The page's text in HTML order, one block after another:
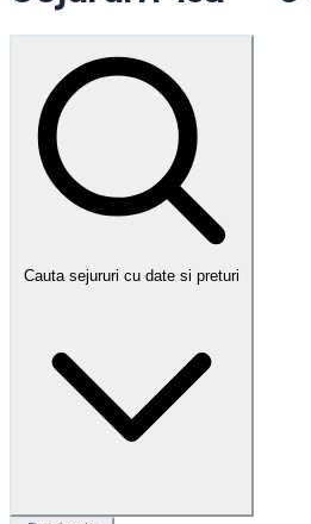
Cauta sejururi cu date si preturi